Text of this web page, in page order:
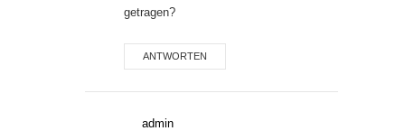
getragen?
ANTWORTEN
admin